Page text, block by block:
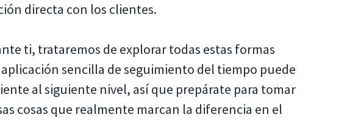
directa con los clientes.
ti, trataremos de explorar todas estas formas
sencilla de seguimiento del tiempo puede
al siguiente nivel, así que prepárate para tomar
cosas que realmente marcan la diferencia en el